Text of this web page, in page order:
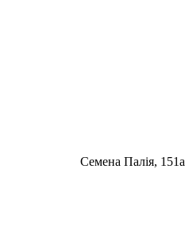
Семена Палія, 151а